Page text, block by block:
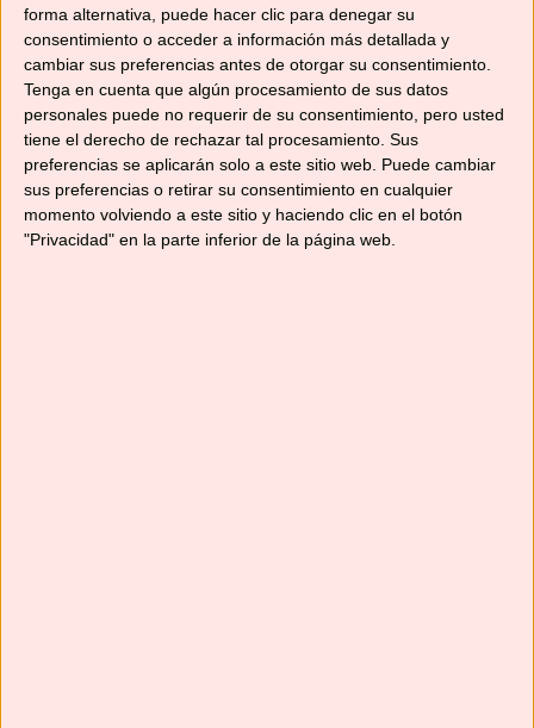
forma alternativa, puede hacer clic para denegar su
consentimiento o acceder a información más detallada y
cambiar sus preferencias antes de otorgar su consentimiento.
Tenga en cuenta que algún procesamiento de sus datos
personales puede no requerir de su consentimiento, pero usted
tiene el derecho de rechazar tal procesamiento. Sus
preferencias se aplicarán solo a este sitio web. Puede cambiar
sus preferencias o retirar su consentimiento en cualquier
momento volviendo a este sitio y haciendo clic en el botón
"Privacidad" en la parte inferior de la página web.
YouTube